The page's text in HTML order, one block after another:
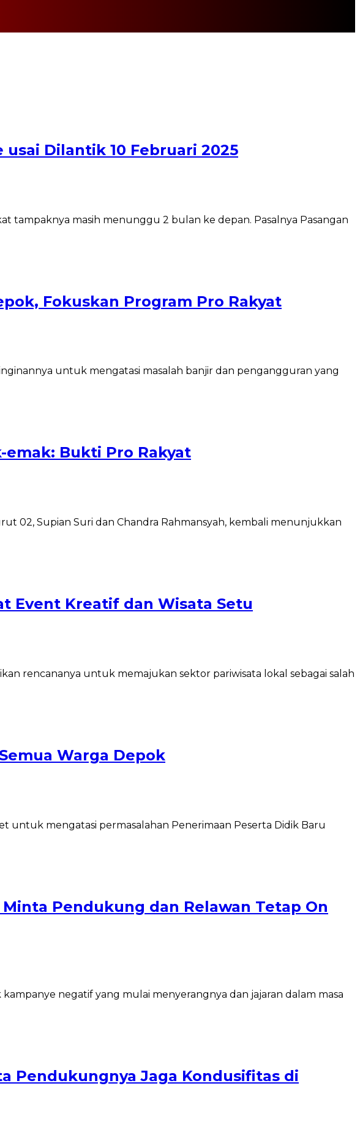
Dilantik 10 Februari 2025
tampaknya masih menunggu 2 bulan ke depan. Pasalnya Pasangan
Fokuskan Program Pro Rakyat
untuk mengatasi masalah banjir dan pengangguran yang
emak: Bukti Pro Rakyat
02, Supian Suri dan Chandra Rahmansyah, kembali menunjukkan
Event Kreatif dan Wisata Setu
rencananya untuk memajukan sektor pariwisata lokal sebagai salah
Warga Depok
untuk mengatasi permasalahan Penerimaan Peserta Didik Baru
Pendukung dan Relawan Tetap On
negatif yang mulai menyerangnya dan jajaran dalam masa
Pendukungnya Jaga Kondusifitas di